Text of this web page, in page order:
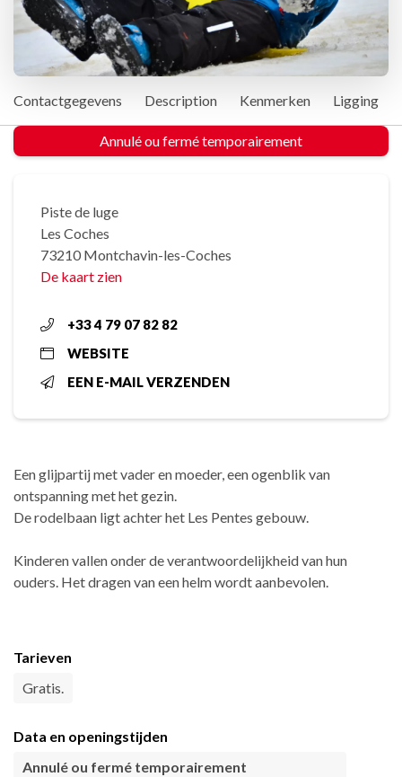
Contactgegevens Description Kenmerken Ligging
Annulé ou fermé temporairement
Piste de luge
Les Coches
73210 Montchavin-les-Coches
De kaart zien
+33 4 79 07 82 82
WEBSITE
EEN E-MAIL VERZENDEN
Een glijpartij met vader en moeder, een ogenblik van
ontspanning met het gezin.
De rodelbaan ligt achter het Les Pentes gebouw.
Kinderen vallen onder de verantwoordelijkheid van hun
ouders. Het dragen van een helm wordt aanbevolen.
Tarieven
Gratis.
Data en openingstijden
Annulé ou fermé temporairement